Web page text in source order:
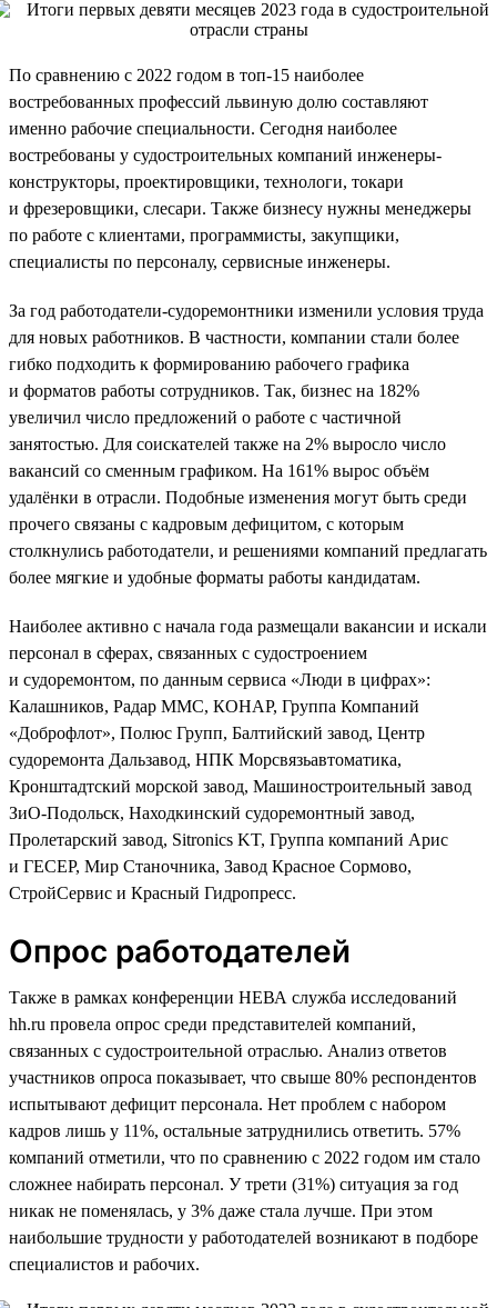
По сравнению с 2022 годом в топ-15 наиболее
востребованных профессий львиную долю составляют
именно рабочие специальности. Сегодня наиболее
востребованы у судостроительных компаний инженеры-
конструкторы, проектировщики, технологи, токари
и фрезеровщики, слесари. Также бизнесу нужны менеджеры
по работе с клиентами, программисты, закупщики,
специалисты по персоналу, сервисные инженеры.
За год работодатели-судоремонтники изменили условия труда
для новых работников. В частности, компании стали более
гибко подходить к формированию рабочего графика
и форматов работы сотрудников. Так, бизнес на 182%
увеличил число предложений о работе с частичной
занятостью. Для соискателей также на 2% выросло число
вакансий со сменным графиком. На 161% вырос объём
удалёнки в отрасли. Подобные изменения могут быть среди
прочего связаны с кадровым дефицитом, с которым
столкнулись работодатели, и решениями компаний предлагать
более мягкие и удобные форматы работы кандидатам.
Наиболее активно с начала года размещали вакансии и искали
персонал в сферах, связанных с судостроением
и судоремонтом, по данным сервиса «Люди в цифрах»:
Калашников, Радар ММС, КОНАР, Группа Компаний
«Доброфлот», Полюс Групп, Балтийский завод, Центр
судоремонта Дальзавод, НПК Морсвязьавтоматика,
Кронштадтский морской завод, Машиностроительный завод
ЗиО-Подольск, Находкинский судоремонтный завод,
Пролетарский завод, Sitronics KT, Группа компаний Арис
и ГЕСЕР, Мир Станочника, Завод Красное Сормово,
СтройСервис и Красный Гидропресс.
Опрос работодателей
Также в рамках конференции НЕВА служба исследований
hh.ru провела опрос среди представителей компаний,
связанных с судостроительной отраслью. Анализ ответов
участников опроса показывает, что свыше 80% респондентов
испытывают дефицит персонала. Нет проблем с набором
кадров лишь у 11%, остальные затруднились ответить. 57%
компаний отметили, что по сравнению с 2022 годом им стало
сложнее набирать персонал. У трети (31%) ситуация за год
никак не поменялась, у 3% даже стала лучше. При этом
наибольшие трудности у работодателей возникают в подборе
специалистов и рабочих.